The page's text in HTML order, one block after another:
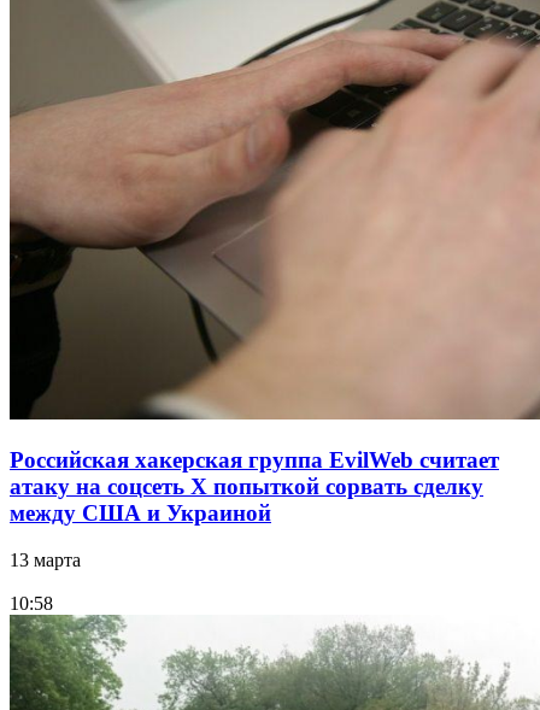
Российская хакерская группа EvilWeb считает
атаку на соцсеть Х попыткой сорвать сделку
между США и Украиной
13 марта
10:58